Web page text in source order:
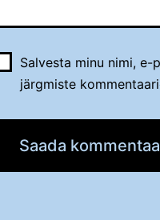
Salvesta minu nimi, e-
järgmiste